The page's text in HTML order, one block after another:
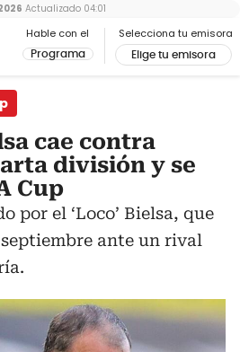
Hable con el
Programa
Selecciona tu emisora
Elige tu emisora
Actualizado 04:01
cae contra
división y se
Cup
por el ‘Loco’ Bielsa, que
ante un rival